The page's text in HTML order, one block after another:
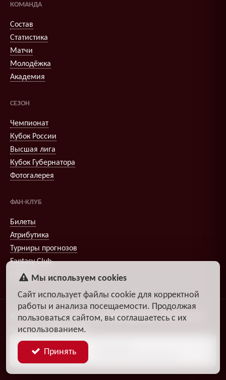
КОМАНДА
Состав
Статистика
Матчи
Молодёжка
Академия
СЕЗОН
Чемпионат
Кубок России
Высшая лига
Кубок Губернатора
Фотогалерея
ФАН-КЛУБ
Билеты
Атрибутика
Турниры прогнозов
Fantasy Club
Опросы
© 2009–2026,АлександрDiosEspectroЛитвиненко
Поддержка:группа ДЗЧРХ
Блог
разработчика
Мы используем cookies
Сайт использует файлы cookie для корректной
работы и анализа посещаемости. Продолжая
пользоваться сайтом, вы соглашаетесь с их
использованием.
Принять